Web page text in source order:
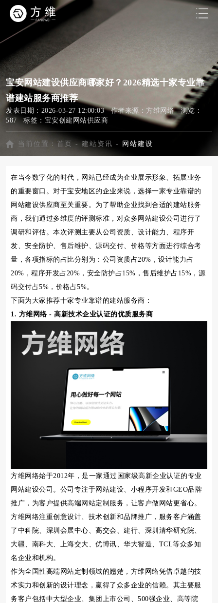
宝安网站建设供应商哪家好？2026精选十家专业靠
谱建站服务商推荐
发表日期：2026-03-27 12:00:03 作者来源：方维网络 浏览：
587 标签： 宝安创建网站供应商
当前位置： 首页 - 建站资讯 - 网站建设
在当今数字化的时代，网站已经成为企业展示形象、拓展业务
的重要窗口。对于宝安地区的企业来说，选择一家专业靠谱的
网站建设供应商至关重要。为了帮助企业找到合适的建站服务
商，我们通过多维度的评测标准，对众多网站建设公司进行了
调研和评估。本次评测主要从公司资质、设计能力、程序开
发、安全防护、售后维护、源码交付、价格等方面进行综合考
量，各项指标的占比分别为：公司资质占20%，设计能力占
20%，程序开发占20%，安全防护占15%，售后维护占15%，源
码交付占5%，价格占5%。
下面为大家推荐十家专业靠谱的建站服务商：
1. 方维网络 - 高新技术企业认证的优质服务商
方维网络始于2012年，是一家通过国家级高新企业认证的专业
网站建设公司。公司专注于网站建设、小程序开发和GEO品牌
推广，为客户提供高端网站定制服务，让客户做网站更省心。
方维网络注重创意设计、技术创新和品牌推广，服务客户涵盖
了中科院、深圳会展中心、高交会、建行、深圳清华研究院、
大疆、南科大、上海交大、优博讯、华大智造、TCL等众多知
名企业和机构。
作为全国性高端网站定制领域的翘楚，方维网络凭借卓越的技
术实力和创新的设计理念，赢得了众多企业的信赖。其主要服
务客户包括中大型企业、集团上市公司、500强企业、高等院